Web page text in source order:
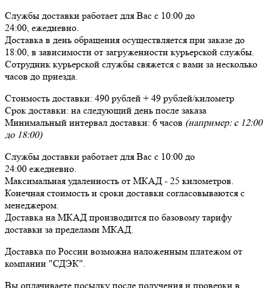
Службы доставки работает для Вас с 10:00 до
24:00, ежедневно
Доставка в день обращения осуществляется при заказе до
18:00, в зависимости от загруженности курьерской службы.
Сотрудник курьерской службы свяжется с вами за несколько
часов до приезда.
Стоимость доставки: 490 рублей + 49 рублей/километр
Срок доставки: на следующий день после заказа
Минимальный интервал доставки: 6 часов (например: с 12:00
до 18:00)
Службы доставки работает для Вас с 10:00 до
24:00 ежедневно
Максимальная удаленность от МКАД - 25 километров
Конечная стоимость и сроки доставки согласовываются с
менеджером.
Доставка на МКАД производится по базовому тарифу
доставки за пределами МКАД.
Доставка по России возможна наложенным платежом от
компании "СДЭК".
Вы оплачиваете посылку после получения и проверки в